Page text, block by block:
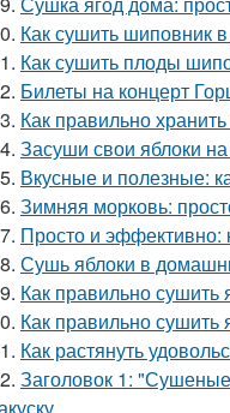
Как сушить шиповник
Как сушить плоды
Билеты на концерт
Как правильно
Засуши свои яблоки
Вкусные и полезные:
Зимняя морковь:
Просто и эффективно:
Сушь яблоки в
Как правильно сушить
Как правильно
Как растянуть
Заголовок 1: